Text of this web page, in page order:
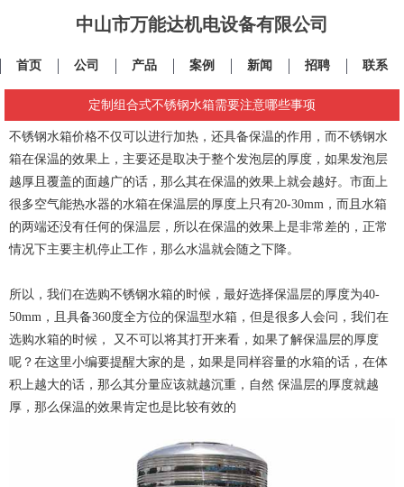
中山市万能达机电设备有限公司
首页 公司 产品 案例 新闻 招聘 联系
定制组合式不锈钢水箱需要注意哪些事项
不锈钢水箱价格不仅可以进行加热，还具备保温的作用，而不锈钢水
箱在保温的效果上，主要还是取决于整个发泡层的厚度，如果发泡层
越厚且覆盖的面越广的话，那么其在保温的效果上就会越好。市面上
很多空气能热水器的水箱在保温层的厚度上只有20-30mm，而且水箱
的两端还没有任何的保温层，所以在保温的效果上是非常差的，正常
情况下主要主机停止工作，那么水温就会随之下降。
所以，我们在选购不锈钢水箱的时候，最好选择保温层的厚度为40-
50mm，且具备360度全方位的保温型水箱，但是很多人会问，我们在
选购水箱的时候， 又不可以将其打开来看，如果了解保温层的厚度
呢？在这里小编要提醒大家的是，如果是同样容量的水箱的话，在体
积上越大的话，那么其分量应该就越沉重，自然 保温层的厚度就越
厚，那么保温的效果肯定也是比较有效的